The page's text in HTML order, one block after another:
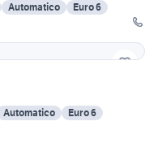
Automatico
Euro 6
Automatico Euro 6